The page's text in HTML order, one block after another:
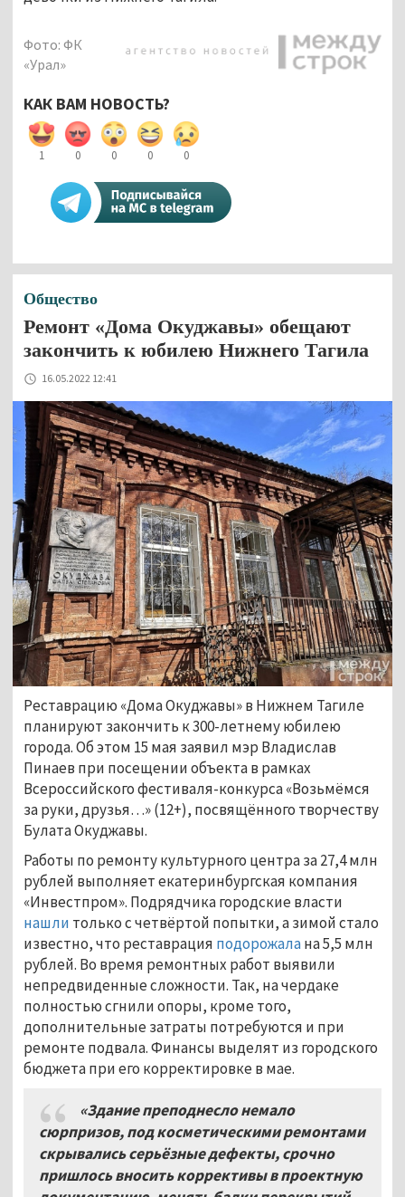
Фото: ФК
«Урал»
КАК ВАМ НОВОСТЬ?
1 0 0 0 0
Общество
Ремонт «Дома Окуджавы» обещают
закончить к юбилею Нижнего Тагила
16.05.2022 12:41
Реставрацию «Дома Окуджавы» в Нижнем Тагиле
планируют закончить к 300-летнему юбилею
города. Об этом 15 мая заявил мэр Владислав
Пинаев при посещении объекта в рамках
Всероссийского фестиваля-конкурса «Возьмёмся
за руки, друзья…» (12+), посвящённого творчеству
Булата Окуджавы.
Работы по ремонту культурного центра за 27,4 млн
рублей выполняет екатеринбургская компания
«Инвестпром». Подрядчика городские власти
нашли только с четвёртой попытки, а зимой стало
известно, что реставрация подорожалана 5,5 млн
рублей. Во время ремонтных работ выявили
непредвиденные сложности. Так, на чердаке
полностью сгнили опоры, кроме того,
дополнительные затраты потребуются и при
ремонте подвала. Финансы выделят из городского
бюджета при его корректировке в мае.
«Здание преподнесло немало
сюрпризов, под косметическими ремонтами
скрывались серьёзные дефекты, срочно
пришлось вносить коррективы в проектную